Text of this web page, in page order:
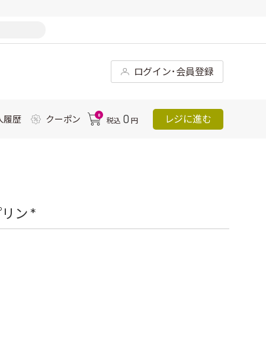
ログイン･会員登録
履歴 クーポン 0
税込 0 円 レジに進む
ン *